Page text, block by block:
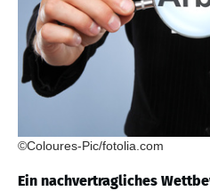
©Coloures-Pic/fotolia.com
Ein nachvertragliches